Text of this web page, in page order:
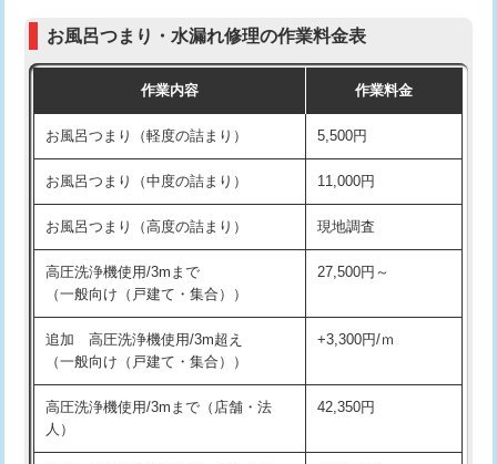
交換・取付（普通便座） 11,000円+材料費
交換・取付（温水洗浄便座） 16,500円+材料費
交換・取付(単水栓（壁付・デッキ
式）)
13,200円+材料費
交換・取付(混合水栓（壁付・デッキ
式・ワンホール）)
16,500円+材料費
交換・取付(排水栓・排水トラップ
（P/S/ポップアップ））
22,000円+材料費
交換・取付（その他部品） 11,000円+材料費
持込商品取付（単水栓） 13,200円
持込商品取付（混合水栓）
お風呂つまり・水漏れ修理の作業料金表
作業内容 作業料金
お風呂つまり（軽度の詰まり） 5,500円
お風呂つまり（中度の詰まり） 11,000円
お風呂つまり（高度の詰まり） 現地調査
高圧洗浄機使用/3mまで
（一般向け（戸建て・集合））
27,500円～
追加 高圧洗浄機使用/3m超え
（一般向け（戸建て・集合））
+3,300円/ｍ
高圧洗浄機使用/3mまで（店舗・法
人）
42,350円